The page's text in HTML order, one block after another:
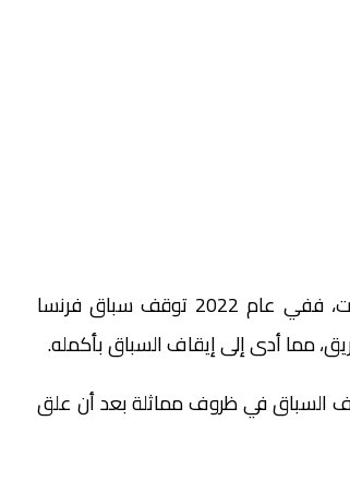
وهذه ليست المرة الأولى التي تتأثر فيها سباقات الدراجات بالاحتجاجات، ففي عام 2022 توقف سباق فرنسا
مما أدى إلى إيقاف السباق بأكمله.
توقف السباق في ظروف مماثلة بعد أن علق